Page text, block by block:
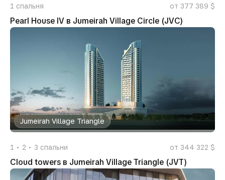
1 спальня от 377 389 $
Pearl House IV в Jumeirah Village Circle (JVC)
Jumeirah Village Triangle
1 2 3 спальни от 344 322 $
Cloud towers в Jumeirah Village Triangle (JVT)